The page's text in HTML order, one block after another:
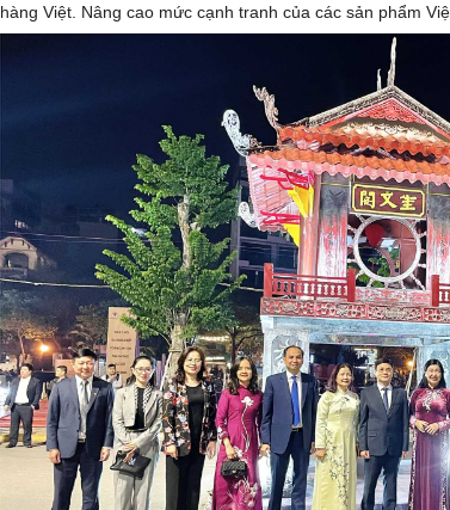
hàng Việt. Nâng cao mức cạnh tranh của các sản phẩm